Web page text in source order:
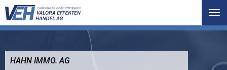
HAHN IMMO. AG